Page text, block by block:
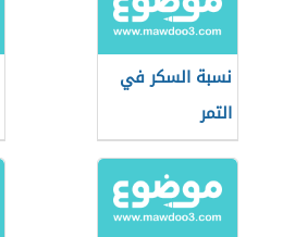
نسبة السكر في
التمر